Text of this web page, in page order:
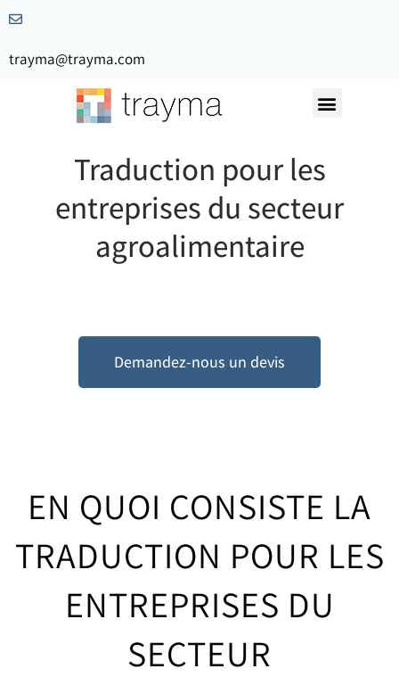
trayma@trayma.com
Traduction pour les
entreprises du secteur
agroalimentaire
Demandez-nous un devis
EN QUOI CONSISTE LA
TRADUCTION POUR LES
ENTREPRISES DU
SECTEUR